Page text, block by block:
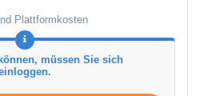
Plattformkosten
müssen Sie sich